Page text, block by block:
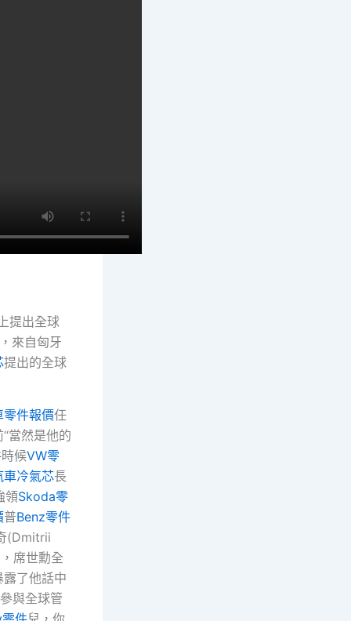
提出全球
來自匈牙
提出的全球
零件報價任
當然是他的
時候VW零
車冷氣芯長
領Skoda零
普Benz零件
(Dmitrii
席世勳全
了他話中
與全球管